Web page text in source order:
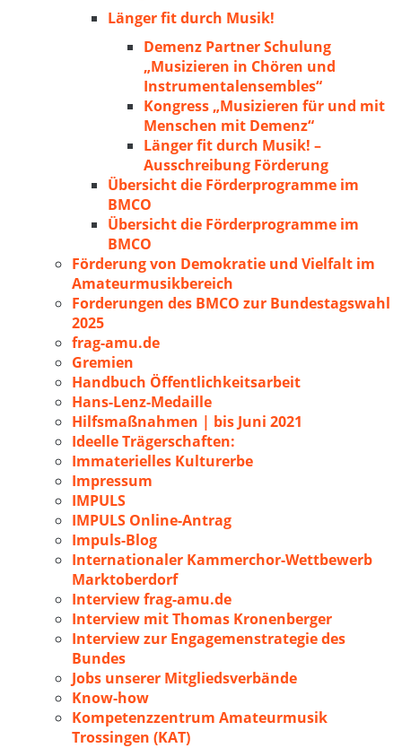
Länger fit durch Musik!
Demenz Partner Schulung
„Musizieren in Chören und
Instrumentalensembles“
Kongress „Musizieren für und mit
Menschen mit Demenz“
Länger fit durch Musik! –
Ausschreibung Förderung
Übersicht die Förderprogramme im
BMCO
Übersicht die Förderprogramme im
BMCO
Förderung von Demokratie und Vielfalt im
Amateurmusikbereich
Forderungen des BMCO zur Bundestagswahl
2025
frag-amu.de
Gremien
Handbuch Öffentlichkeitsarbeit
Hans-Lenz-Medaille
Hilfsmaßnahmen | bis Juni 2021
Ideelle Trägerschaften:
Immaterielles Kulturerbe
Impressum
IMPULS
IMPULS Online-Antrag
Impuls-Blog
Internationaler Kammerchor-Wettbewerb
Marktoberdorf
Interview frag-amu.de
Interview mit Thomas Kronenberger
Interview zur Engagemenstrategie des
Bundes
Jobs unserer Mitgliedsverbände
Know-how
Kompetenzzentrum Amateurmusik
Trossingen (KAT)